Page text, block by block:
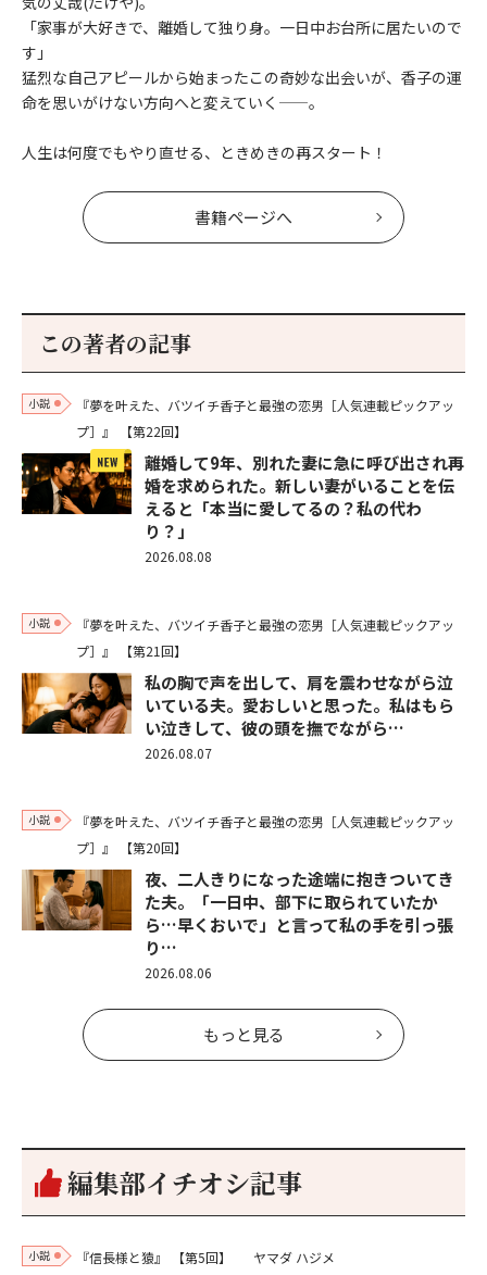
「家事が大好きで、離婚して独り身。一日中お台所に居たいので
す」
猛烈な自己アピールから始まったこの奇妙な出会いが、香子の運
命を思いがけない方向へと変えていく——。
人生は何度でもやり直せる、ときめきの再スタート！
書籍ページへ
この著者の記事
小説
『夢を叶えた、バツイチ香子と最強の恋男［人気連載ピックアッ
プ］』
【第22回】
離婚して9年、別れた妻に急に呼び出され再
婚を求められた。新しい妻がいることを伝
えると「本当に愛してるの？私の代わ
り？」
2026.08.08
小説
『夢を叶えた、バツイチ香子と最強の恋男［人気連載ピックアッ
プ］』
【第21回】
私の胸で声を出して、肩を震わせながら泣
いている夫。愛おしいと思った。私はもら
い泣きして、彼の頭を撫でながら…
2026.08.07
小説
『夢を叶えた、バツイチ香子と最強の恋男［人気連載ピックアッ
プ］』
【第20回】
夜、二人きりになった途端に抱きついてき
た夫。「一日中、部下に取られていたか
ら…早くおいで」と言って私の手を引っ張
り…
2026.08.06
もっと見る
編集部イチオシ記事
小説 『信長様と猿』 【第5回】 ヤマダ ハジメ